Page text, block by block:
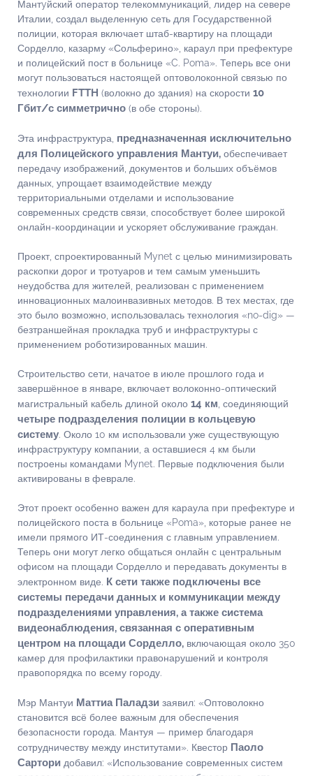
Мантyйский оператор телекоммуникаций, лидер на севере
Италии, создал выделенную сеть для Государственной
полиции, которая включает штаб-квартиру на площади
Сорделло, казарму «Сольферино», караул при префектуре
и полицейский пост в больнице «C. Poma». Теперь все они
могут пользоваться настоящей оптоволоконной связью по
технологии FTTH (волокно до здания) на скорости 10
Гбит/с симметрично (в обе стороны).
Эта инфраструктура, предназначенная исключительно
для Полицейского управления Мантуи, обеспечивает
передачу изображений, документов и больших объёмов
данных, упрощает взаимодействие между
территориальными отделами и использование
современных средств связи, способствует более широкой
онлайн-координации и ускоряет обслуживание граждан.
Проект, спроектированный Mynet с целью минимизировать
раскопки дорог и тротуаров и тем самым уменьшить
неудобства для жителей, реализован с применением
инновационных малоинвазивных методов. В тех местах, где
это было возможно, использовалась технология «no-dig» —
безтраншейная прокладка труб и инфраструктуры с
применением роботизированных машин.
Строительство сети, начатое в июле прошлого года и
завершённое в январе, включает волоконно-оптический
магистральный кабель длиной около 14 км , соединяющий
четыре подразделения полиции в кольцевую
систему. Около 10 км использовали уже существующую
инфраструктуру компании, а оставшиеся 4 км были
построены командами Mynet. Первые подключения были
активированы в феврале.
Этот проект особенно важен для караула при префектуре и
полицейского поста в больнице «Poma», которые ранее не
имели прямого ИТ-соединения с главным управлением.
Теперь они могут легко общаться онлайн с центральным
офисом на площади Сорделло и передавать документы в
электронном виде. К сети также подключены все
системы передачи данных и коммуникации между
подразделениями управления, а также система
видеонаблюдения, связанная с оперативным
центром на площади Сорделло, включающая около 350
камер для профилактики правонарушений и контроля
правопорядка по всему городу.
Мэр Мантуи Маттиа Паладзи заявил: «Оптоволокно
становится всё более важным для обеспечения
безопасности города. Мантуя — пример благодаря
сотрудничеству между институтами». Квестор Паоло
Сартори добавил: «Использование современных систем